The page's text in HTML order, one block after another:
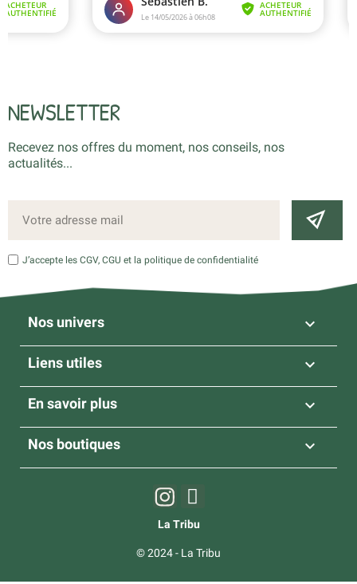
NEWSLETTER
Recevez nos offres du moment, nos conseils, nos
actualités...
J’accepte les CGV, CGU et la politique de confidentialité
Nos univers 
Liens utiles 
En savoir plus 
Nos boutiques 
La Tribu
© 2024 - La Tribu